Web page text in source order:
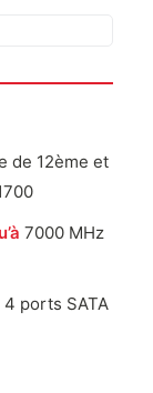
de 12ème et
7000 MHz
ports SATA